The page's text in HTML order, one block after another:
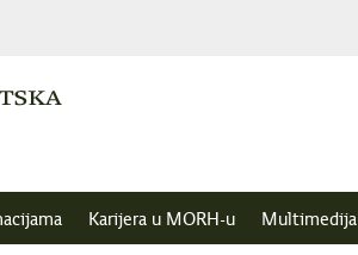
Karijera u MORH-u Multimedija